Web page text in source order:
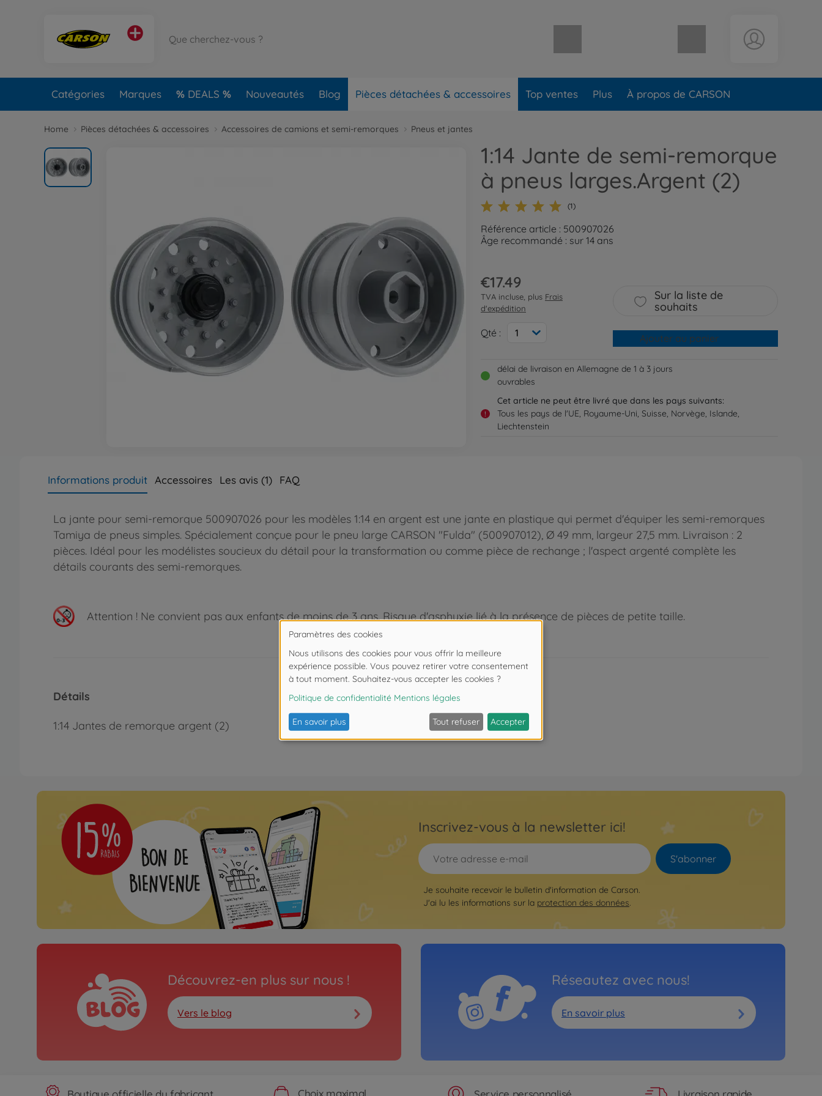
Catégories Marques DEALS Nouveautés Blog Pièces détachées & accessoires Top ventes Plus À propos de CARSON
Home Pièces détachées & accessoires Accessoires de camions et semi-remorques Pneus et jantes
1:14 Jante de semi-remorque
à pneus larges.Argent (2)
(1)
Référence article : 500907026
Âge recommandé : sur 14 ans
€17.49
TVA incluse, plus Frais
d'expédition
Qté : 1
Sur la liste de
souhaits
Ajouter au panier
délai de livraison en Allemagne de 1 à 3 jours
ouvrables
!
Cet article ne peut être livré que dans les pays suivants:
Tous les pays de l'UE, Royaume-Uni, Suisse, Norvège, Islande,
Liechtenstein
Informations produit Accessoires Les avis (1) FAQ
La jante pour semi-remorque 500907026 pour les modèles 1:14 en argent est une jante en plastique qui permet d'équiper les semi-remorques
Tamiya de pneus simples. Spécialement conçue pour le pneu large CARSON "Fulda" (500907012), Ø 49 mm, largeur 27,5 mm. Livraison : 2
pièces. Idéal pour les modélistes soucieux du détail pour la transformation ou comme pièce de rechange ; l'aspect argenté complète les
détails courants des semi-remorques.
Attention ! Ne convient pas aux enfants de moins de 3 ans. Risque d'asphyxie lié à la présence de pièces de petite taille.
Détails
1:14 Jantes de remorque argent (2)
Inscrivez-vous à la newsletter ici!
S'abonner
Je souhaite recevoir le bulletin d'information de Carson.
J'ai lu les informations sur la protection des données.
Découvrez-en plus sur nous !
Vers le blog
Réseautez avec nous!
En savoir plus
Choix maximal